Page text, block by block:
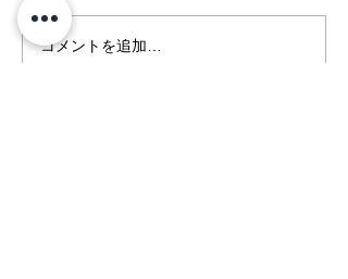
年末年始 営業日のご案
コメントを追加…